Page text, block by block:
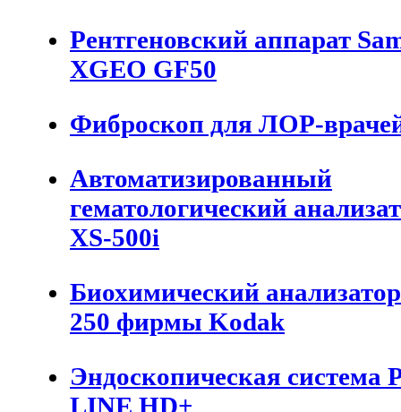
Рентгеновский аппарат
XGEO GF50
Фиброскоп для ЛОР-
Автоматизированный
гематологический
XS-500i
Биохимический
250 фирмы Kodak
Эндоскопическая система
LINE HD+